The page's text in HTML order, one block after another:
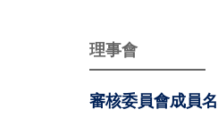
理事會
審核委員會成員